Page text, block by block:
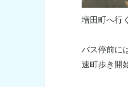
増田町 へ行
バス停前に
速町歩き開